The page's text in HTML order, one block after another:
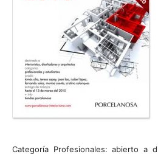
Categoría Profesionales: abierto a